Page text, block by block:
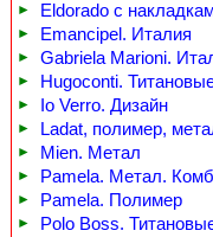
► Eldorado с
► Emancipel. Италия
► Gabriela Marioni.
► Hugoconti.
► Io Verro. Дизайн
► Ladat, полимер,
► Mien. Метал
► Pamela. Метал.
► Pamela. Полимер
► Polo Boss.